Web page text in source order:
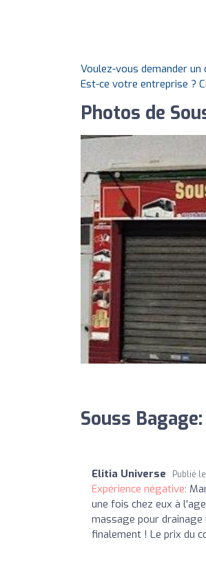
Voulez-vous demander un
Est-ce votre entreprise ?
Photos de
Souss
Elitia Universe Publié le
Expérience négative:
une fois chez eux à
massage pour
finalement ! Le prix du